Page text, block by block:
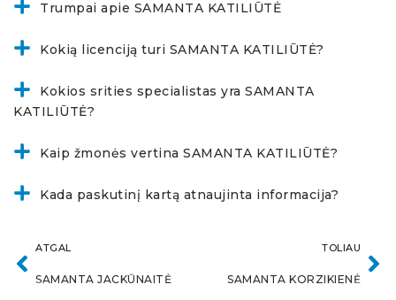
Trumpai apie SAMANTA KATILIŪTĖ
Kokią licenciją turi SAMANTA KATILIŪTĖ?
Kokios srities specialistas yra SAMANTA
KATILIŪTĖ?
Kaip žmonės vertina SAMANTA KATILIŪTĖ?
Kada paskutinį kartą atnaujinta informacija?
ATGAL
SAMANTA JACKŪNAITĖ
TOLIAU
SAMANTA KORZIKIENĖ